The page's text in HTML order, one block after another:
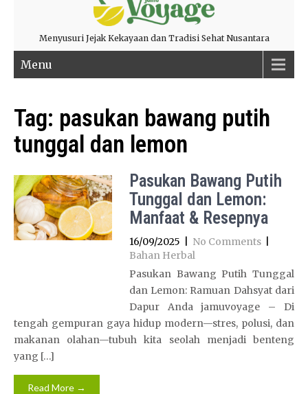
Menyusuri Jejak Kekayaan dan Tradisi Sehat Nusantara
Menu
Tag: pasukan bawang putih
tunggal dan lemon
Pasukan Bawang Putih
Tunggal dan Lemon:
Manfaat & Resepnya
16/09/2025 No Comments
Bahan Herbal
Pasukan Bawang Putih Tunggal
dan Lemon: Ramuan Dahsyat dari
Dapur Anda jamuvoyage – Di
tengah gempuran gaya hidup modern—stres, polusi, dan
makanan olahan—tubuh kita seolah menjadi benteng
yang […]
Read More →